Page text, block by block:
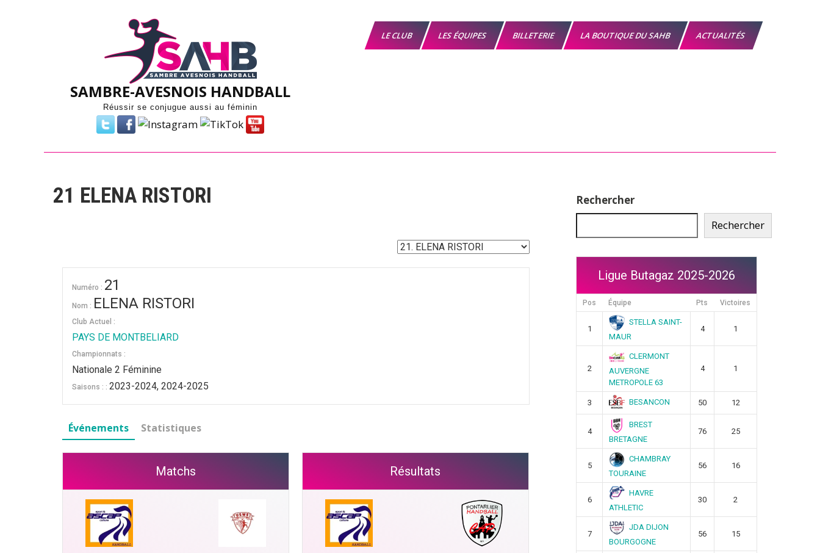
SAMBRE-AVESNOIS HANDBALL
Réussir se conjugue aussi au féminin
LE CLUB LES ÉQUIPES BILLETERIE LA BOUTIQUE DU SAHB ACTUALITÉS
21 ELENA RISTORI
Numéro : 21
Nom : ELENA RISTORI
Club Actuel :
PAYS DE MONTBELIARD
Championnats :
Nationale 2 Féminine
Saisons : : 2023-2024, 2024-2025
Événements Statistiques
Matchs Résultats
Rechercher
Rechercher
Ligue Butagaz 2025-2026
Pos Équipe Pts Victoires
1
STELLA SAINT-
MAUR
4 1
2
CLERMONT
AUVERGNE
METROPOLE 63
4 1
3 BESANCON 50 12
4
BREST
BRETAGNE
76 25
5
CHAMBRAY
TOURAINE
56 16
6
HAVRE
ATHLETIC
30 2
7
JDA DIJON
BOURGOGNE
56 15